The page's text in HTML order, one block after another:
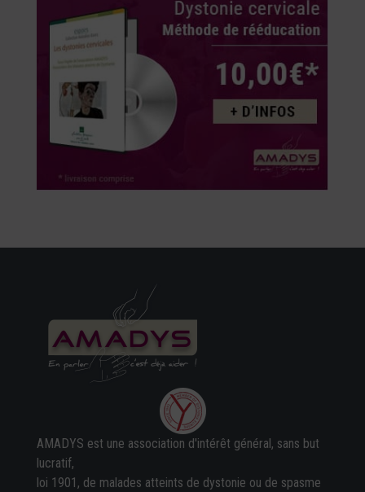
AMADYS est une association d'intérêt général, sans but
lucratif,
loi 1901, de malades atteints de dystonie ou de spasme